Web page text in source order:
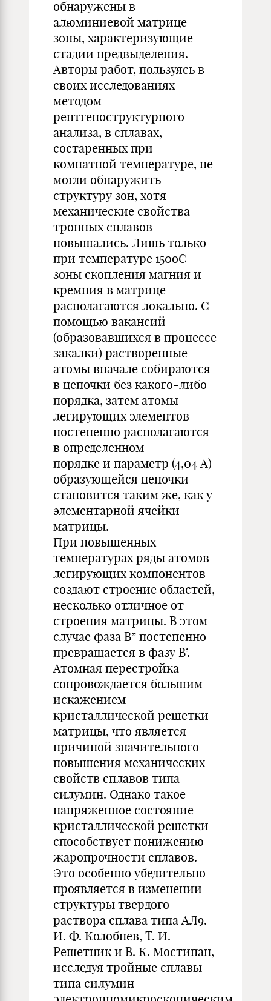
обнаружены в
алюминиевой матрице
зоны, характеризующие
стадии предвыделения.
Авторы работ, пользуясь в
своих исследованиях
методом
рентгеноструктурного
анализа, в сплавах,
состаренных при
комнатной температуре, не
могли обнаружить
структуру зон, хотя
механические свойства
тронных сплавов
повышались. Лишь только
при температуре 150оС
зоны скопления магния и
кремния в матрице
располагаются локально. С
помощью вакансий
(образовавшихся в процессе
закалки) растворенные
атомы вначале собираются
в цепочки без какого-либо
порядка, затем атомы
легирующих элементов
постепенно располагаются
в определенном
порядке и параметр (4,04 А)
образующейся цепочки
становится таким же, как у
элементарной ячейки
матрицы.
При повышенных
температурах ряды атомов
легирующих компонентов
создают строение областей,
несколько отличное от
строения матрицы. В этом
случае фаза B” постепенно
превращается в фазу B’.
Атомная перестройка
сопровождается большим
искажением
кристаллической решетки
матрицы, что является
причиной значительного
повышения механических
свойств сплавов типа
силумин. Однако такое
напряженное состояние
кристаллической решетки
способствует понижению
жаропрочности сплавов.
Это особенно убедительно
проявляется в изменении
структуры твердого
раствора сплава типа АЛ9.
И. Ф. Колобнев, Т. И.
Решетник и В. К. Мостипан,
исследуя тройные сплавы
типа силумин